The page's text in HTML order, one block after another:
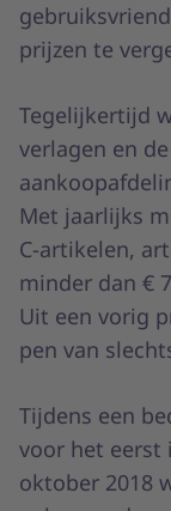
prijzen te
Tegelijkertijd
verlagen en
Met jaarlijks
C-artikelen,
minder dan €
Uit een vorig
pen van
Tijdens een
voor het eerst
oktober 2018